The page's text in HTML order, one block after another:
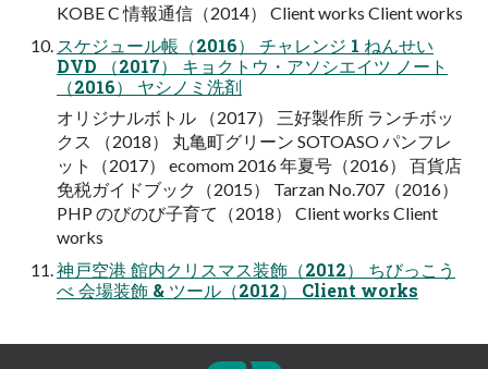
KOBE C 情報通信（2014） Client works Client works
スケジュール帳（2016） チャレンジ 1 ねんせい
DVD （2017） キョクトウ・アソシエイツ ノート
（2016） ヤシノミ洗剤
オリジナルボトル （2017） 三好製作所 ランチボッ
クス （2018） 丸亀町グリーン SOTOASO パンフレ
ット（2017） ecomom 2016 年夏号（2016） 百貨店
免税ガイドブック（2015） Tarzan No.707（2016）
PHP のびのび子育て（2018） Client works Client
works
神戸空港 館内クリスマス装飾（2012） ちびっこう
べ 会場装飾 & ツール（2012） Client works